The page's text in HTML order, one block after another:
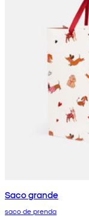
Saco grande
saco de prenda